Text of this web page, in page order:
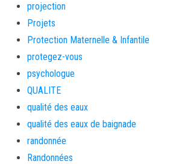
projection
Projets
Protection Maternelle & Infantile
protegez-vous
psychologue
QUALITE
qualité des eaux
qualité des eaux de baignade
randonnée
Randonnées